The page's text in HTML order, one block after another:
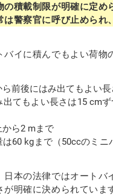
の積載制限が明確に定め
は警察官に呼び止められ
バイに積んでもよい荷物
ら前後にはみ出てもよい
出てもよい長さは15 cm
から2 mまで
は60 kgまで（50ccのミニ
日本の法律ではオートバ
が明確に決められていま